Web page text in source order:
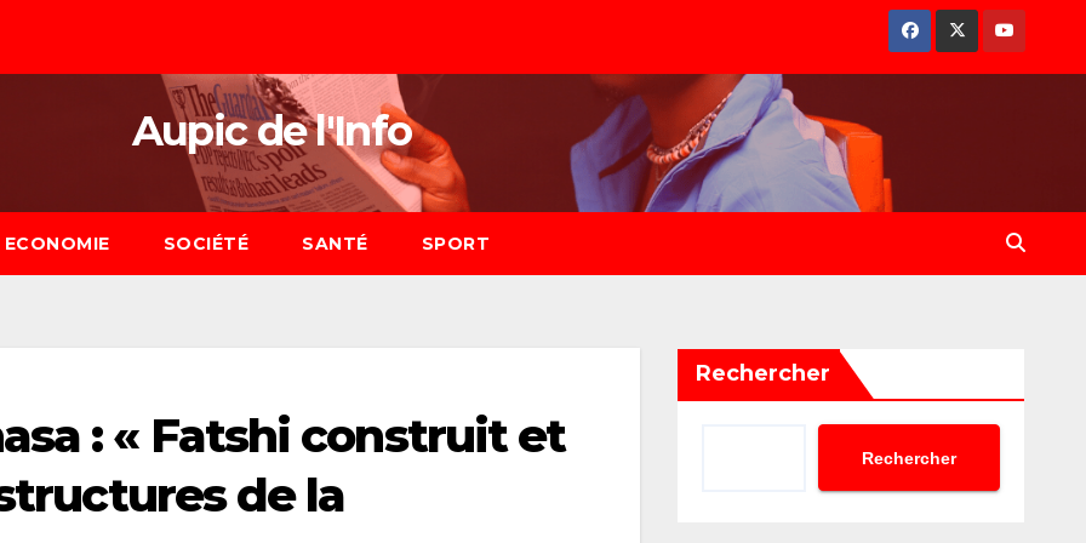
Aupic de l'Info
ECONOMIE SOCIÉTÉ SANTÉ SPORT
: « Fatshi construit et
de la
Rechercher
Rechercher